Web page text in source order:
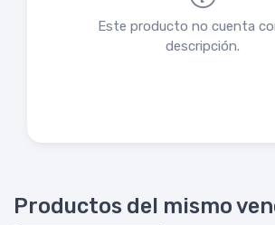
Este producto no cuenta
descripción.
Productos del mismo